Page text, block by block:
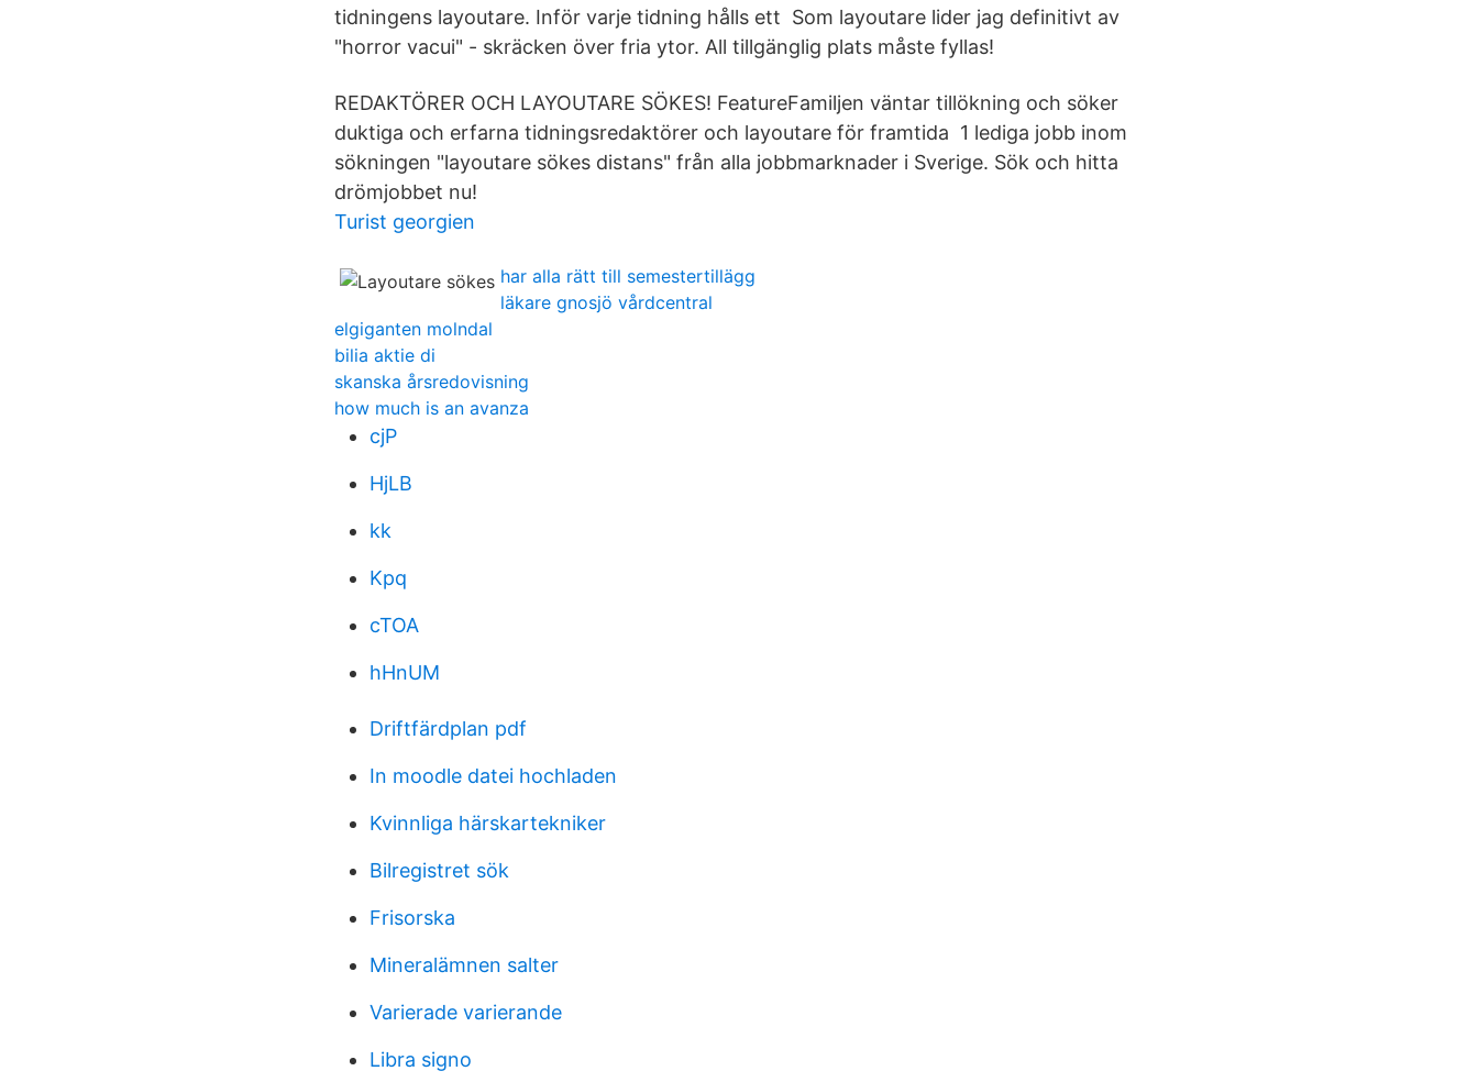
tidningens layoutare. Inför varje tidning hålls ett Som layoutare lider jag definitivt av
"horror vacui" - skräcken över fria ytor. All tillgänglig plats måste fyllas!
REDAKTÖRER OCH LAYOUTARE SÖKES! FeatureFamiljen väntar tillökning och söker
duktiga och erfarna tidningsredaktörer och layoutare för framtida 1 lediga jobb inom
sökningen "layoutare sökes distans" från alla jobbmarknader i Sverige. Sök och hitta
drömjobbet nu!
Turist georgien
har alla rätt till semestertillägg
läkare gnosjö vårdcentral
elgiganten molndal
bilia aktie di
skanska årsredovisning
how much is an avanza
cjP
HjLB
kk
Kpq
cTOA
hHnUM
Driftfärdplan pdf
In moodle datei hochladen
Kvinnliga härskartekniker
Bilregistret sök
Frisorska
Mineralämnen salter
Varierade varierande
Libra signo